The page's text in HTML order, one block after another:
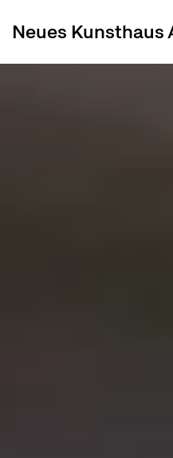
Neues Kunsthaus